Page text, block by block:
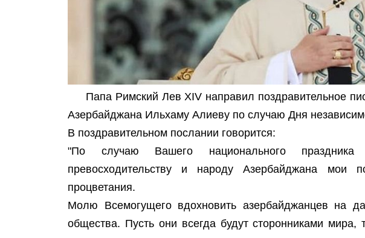
Папа Римский Лев XIV направил поздравительное
Азербайджана Ильхаму Алиеву по случаю Дня
В поздравительном послании говорится:
"По случаю Вашего национального
превосходительству и народу Азербайджана мои
процветания.
Молю Всемогущего вдохновить азербайджанцев на
общества. Пусть они всегда будут сторонниками мира,